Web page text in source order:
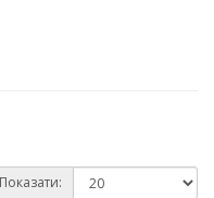
Показати: